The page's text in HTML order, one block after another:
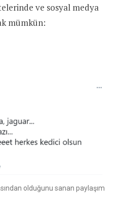
ve sosyal medya
mümkün:
olduğunu sanan paylaşım